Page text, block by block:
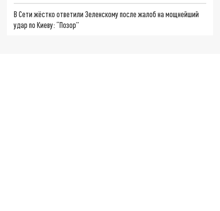
В Сети жёстко ответили Зеленскому после жалоб на мощнейший
удар по Киеву: “Позор”